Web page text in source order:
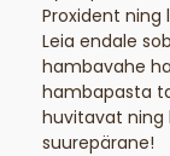
Proxident ning
Leia endale
hambavahe
hambapasta
huvitavat ning
suurepärane!